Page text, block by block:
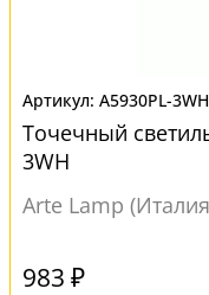
A5930PL-3WH
Точечный
3WH
Arte Lamp
983 ₽